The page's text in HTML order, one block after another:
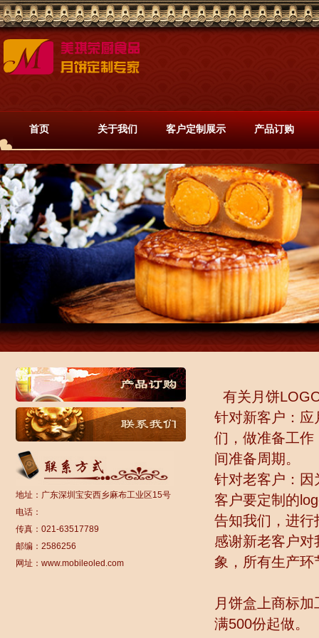
首页 关于我们 客户定制展示 产品订购
地址：广东深圳宝安西乡麻布工业区15号
电话：
传真：021-63517789
邮编：2586256
网址：www.mobileoled.com
有关月饼
针对新客户：应
们，做准备工作
间准备周期。
针对老客户：因
客户要定制的
告知我们，进行
感谢新老客户
象，所有生产
月饼盒上商标
满500份起做。